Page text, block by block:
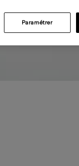
Paramétrer